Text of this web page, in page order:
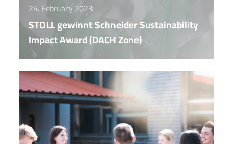
24. February 2023
STOLL gewinnt Schneider Sustainability
Impact Award (DACH Zone)